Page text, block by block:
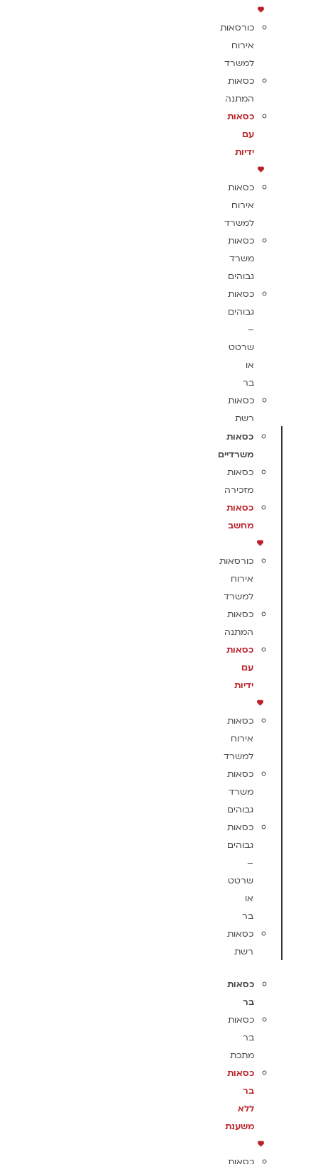
כורסאות
אירוח
למשרד
כסאות
המתנה
כסאות
עם
ידיות
כסאות
אירוח
למשרד
כסאות
משרד
גבוהים
כסאות
גבוהים
–
שרטט
או
בר
כסאות
רשת
כסאות
משרדיים
כסאות
מזכירה
כסאות
מחשב
כורסאות
אירוח
למשרד
כסאות
המתנה
כסאות
עם
ידיות
כסאות
אירוח
למשרד
כסאות
משרד
גבוהים
כסאות
גבוהים
–
שרטט
או
בר
כסאות
רשת
כסאות
בר
כסאות
בר
מתכת
כסאות
בר
ללא
משענת